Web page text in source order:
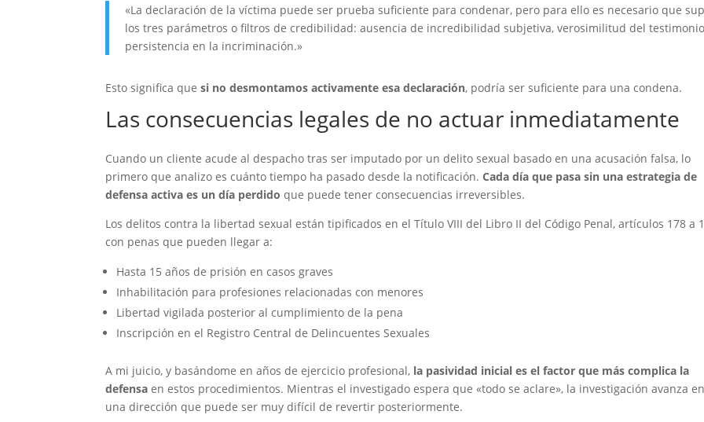
«La declaración de la víctima puede ser prueba suficiente para condenar, pero para ello es necesario que
los tres parámetros o filtros de credibilidad: ausencia de incredibilidad subjetiva, verosimilitud del
persistencia en la incriminación.»
Esto significa quesi no desmontamos activamente esa declaración, podría ser suficiente para una condena.
Las consecuencias legales de no actuar inmediatamente
Cuando un cliente acude al despacho tras ser imputado por un delito sexual basado en una acusación falsa, lo
primero que analizo es cuánto tiempo ha pasado desde la notificación.Cada día que pasa sin una estrategia de
defensa activa es un día perdido que puede tener consecuencias irreversibles.
Los delitos contra la libertad sexual están tipificados en el Título VIII del Libro II del Código Penal, artículos 178 a
con penas que pueden llegar a:
Hasta 15 años de prisión en casos graves
Inhabilitación para profesiones relacionadas con menores
Libertad vigilada posterior al cumplimiento de la pena
Inscripción en el Registro Central de Delincuentes Sexuales
A mi juicio, y basándome en años de ejercicio profesional, la pasividad inicial es el factor que más complica la
defensa en estos procedimientos. Mientras el investigado espera que «todo se aclare», la investigación avanza en
una dirección que puede ser muy difícil de revertir posteriormente.